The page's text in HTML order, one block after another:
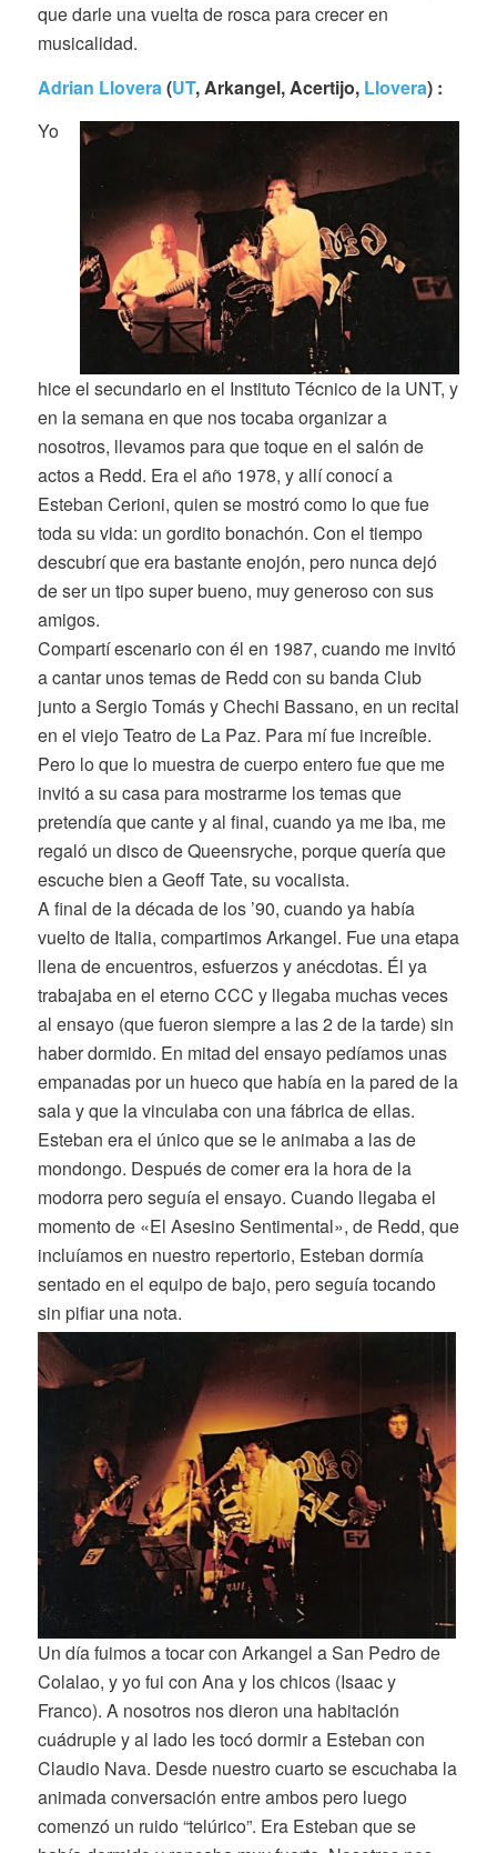
que darle una vuelta de rosca para crecer en
musicalidad.
Adrian Llovera(UT, Arkangel, Acertijo, Llovera) :
Yo
hice el secundario en el Instituto Técnico de la UNT, y
en la semana en que nos tocaba organizar a
nosotros, llevamos para que toque en el salón de
actos a Redd. Era el año 1978, y allí conocí a
Esteban Cerioni, quien se mostró como lo que fue
toda su vida: un gordito bonachón. Con el tiempo
descubrí que era bastante enojón, pero nunca dejó
de ser un tipo super bueno, muy generoso con sus
amigos.
Compartí escenario con él en 1987, cuando me invitó
a cantar unos temas de Redd con su banda Club
junto a Sergio Tomás y Chechi Bassano, en un recital
en el viejo Teatro de La Paz. Para mí fue increíble.
Pero lo que lo muestra de cuerpo entero fue que me
invitó a su casa para mostrarme los temas que
pretendía que cante y al final, cuando ya me iba, me
regaló un disco de Queensryche, porque quería que
escuche bien a Geoff Tate, su vocalista.
A final de la década de los ’90, cuando ya había
vuelto de Italia, compartimos Arkangel. Fue una etapa
llena de encuentros, esfuerzos y anécdotas. Él ya
trabajaba en el eterno CCC y llegaba muchas veces
al ensayo (que fueron siempre a las 2 de la tarde) sin
haber dormido. En mitad del ensayo pedíamos unas
empanadas por un hueco que había en la pared de la
sala y que la vinculaba con una fábrica de ellas.
Esteban era el único que se le animaba a las de
mondongo. Después de comer era la hora de la
modorra pero seguía el ensayo. Cuando llegaba el
momento de «El Asesino Sentimental», de Redd, que
incluíamos en nuestro repertorio, Esteban dormía
sentado en el equipo de bajo, pero seguía tocando
sin pifiar una nota.
Un día fuimos a tocar con Arkangel a San Pedro de
Colalao, y yo fui con Ana y los chicos (Isaac y
Franco). A nosotros nos dieron una habitación
cuádruple y al lado les tocó dormir a Esteban con
Claudio Nava. Desde nuestro cuarto se escuchaba la
animada conversación entre ambos pero luego
comenzó un ruido “telúrico”. Era Esteban que se